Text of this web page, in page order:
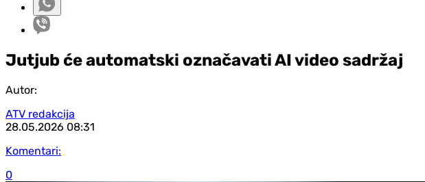
Jutjub će automatski označavati AI video sadržaj
Autor:
ATV redakcija
28.05.2026 08:31
Komentari:
0